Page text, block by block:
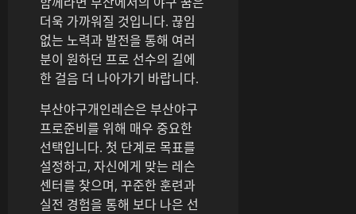
더욱 가까워질 것입니다. 끊임
없는 노력과 발전을 통해 여러
분이 원하던 프로 선수의 길에
한 걸음 더 나아가기 바랍니다.
부산야구개인레슨은 부산야구
프로준비를 위해 매우 중요한
선택입니다. 첫 단계로 목표를
설정하고, 자신에게 맞는 레슨
센터를 찾으며, 꾸준한 훈련과
실전 경험을 통해 보다 나은 선